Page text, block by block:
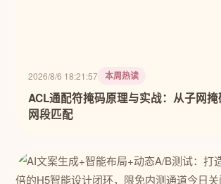
2026/8/6 18:21:57 本周热读
ACL通配符掩码原理与实战：从子网
网段匹配